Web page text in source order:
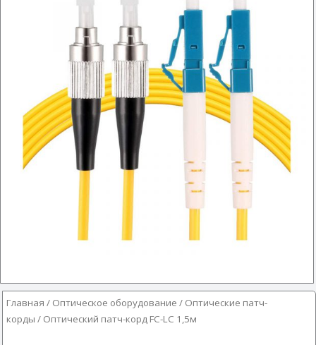
Главная / Оптическое оборудование / Оптические патч-
корды / Оптический патч-корд FC-LC 1,5м